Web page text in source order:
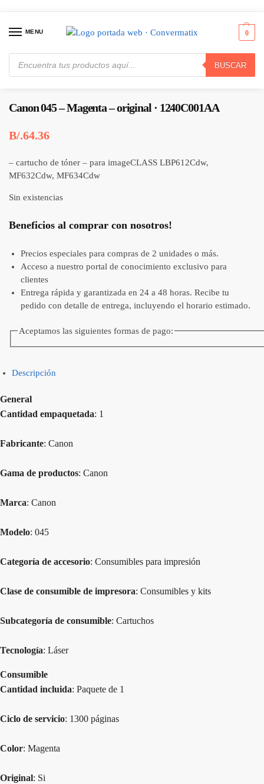
MENU
BUSCAR
0
Inicio / Consumibles y Media / Cartuchos de Toner e Ink-Jet Canon 045 – Magenta – original · 1240C001AA
Canon 045 – Magenta – original · 1240C001AA
B/.64.36
– cartucho de tóner – para imageCLASS LBP612Cdw,
MF632Cdw, MF634Cdw
Sin existencias
Beneficios al comprar con nosotros!
Precios especiales para compras de 2 unidades o más.
Acceso a nuestro portal de conocimiento exclusivo para
clientes
Entrega rápida y garantizada en 24 a 48 horas. Recibe tu
pedido con detalle de entrega, incluyendo el horario estimado.
Aceptamos las siguientes formas de pago:
Descripción
General
Cantidad empaquetada: 1
Fabricante: Canon
Gama de productos: Canon
Marca: Canon
Modelo: 045
Categoría de accesorio: Consumibles para impresión
Clase de consumible de impresora: Consumibles y kits
Subcategoría de consumible: Cartuchos
Tecnología: Láser
Consumible
Cantidad incluida: Paquete de 1
Ciclo de servicio: 1300 páginas
Color: Magenta
Original: Si